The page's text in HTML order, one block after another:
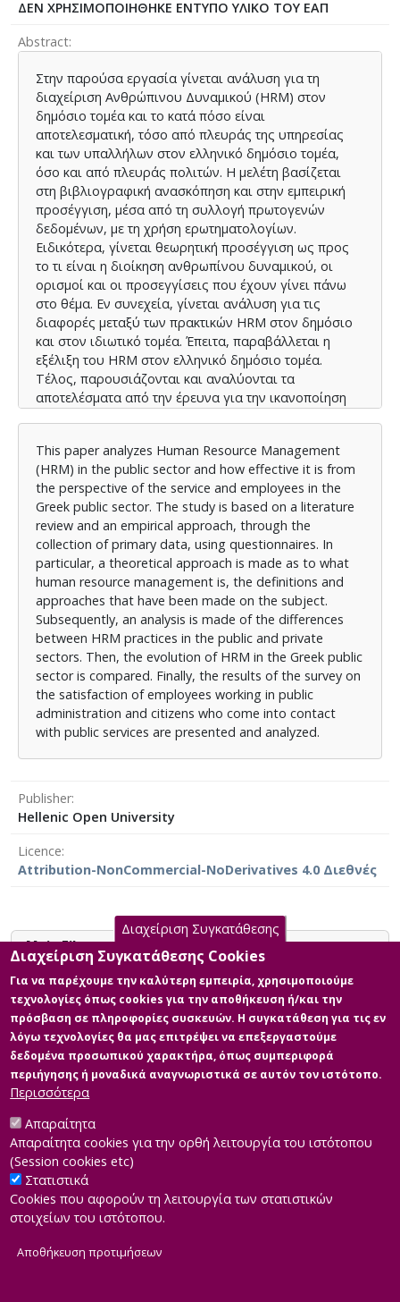
ΔΕΝ ΧΡΗΣΙΜΟΠΟΙΗΘΗΚΕ ΕΝΤΥΠΟ ΥΛΙΚΟ ΤΟΥ ΕΑΠ
Abstract
Στην παρούσα εργασία γίνεται ανάλυση για τη
διαχείριση Ανθρώπινου Δυναμικού (HRM) στον
δημόσιο τομέα και το κατά πόσο είναι
αποτελεσματική, τόσο από πλευράς της υπηρεσίας
και των υπαλλήλων στον ελληνικό δημόσιο τομέα,
όσο και από πλευράς πολιτών. Η μελέτη βασίζεται
στη βιβλιογραφική ανασκόπηση και στην εμπειρική
προσέγγιση, μέσα από τη συλλογή πρωτογενών
δεδομένων, με τη χρήση ερωτηματολογίων.
Ειδικότερα, γίνεται θεωρητική προσέγγιση ως προς
το τι είναι η διοίκηση ανθρωπίνου δυναμικού, οι
ορισμοί και οι προσεγγίσεις που έχουν γίνει πάνω
στο θέμα. Εν συνεχεία, γίνεται ανάλυση για τις
διαφορές μεταξύ των πρακτικών HRM στον δημόσιο
και στον ιδιωτικό τομέα. Έπειτα, παραβάλλεται η
εξέλιξη του HRM στον ελληνικό δημόσιο τομέα.
Τέλος, παρουσιάζονται και αναλύονται τα
αποτελέσματα από την έρευνα για την ικανοποίηση
τις δημόσιες υπηρεσίες.
This paper analyzes Human Resource Management
(HRM) in the public sector and how effective it is from
the perspective of the service and employees in the
Greek public sector. The study is based on a literature
review and an empirical approach, through the
collection of primary data, using questionnaires. In
particular, a theoretical approach is made as to what
human resource management is, the definitions and
approaches that have been made on the subject.
Subsequently, an analysis is made of the differences
between HRM practices in the public and private
sectors. Then, the evolution of HRM in the Greek public
sector is compared. Finally, the results of the survey on
the satisfaction of employees working in public
administration and citizens who come into contact
with public services are presented and analyzed.
Publisher
Hellenic Open University
Licence
Attribution-NonCommercial-NoDerivatives 4.0 Διεθνές
Main Files
Η αποτελεσματικότητα πρακτικών
Διαχείρισης Ανθρώπινων Πόρων
(HRM) στον δημόσιο τομέα :
Απόψεις των υπαλλήλων της
υπηρεσίας και των πολιτών.
Description:
Developed byINTEROPTICS
Διαχείριση Συγκατάθεσης
Διαχείριση Συγκατάθεσης Cookies
Για να παρέχουμε την καλύτερη εμπειρία, χρησιμοποιούμε
τεχνολογίες όπως cookies για την αποθήκευση ή/και την
πρόσβαση σε πληροφορίες συσκευών. Η συγκατάθεση για τις εν
λόγω τεχνολογίες θα μας επιτρέψει να επεξεργαστούμε
δεδομένα προσωπικού χαρακτήρα, όπως συμπεριφορά
περιήγησης ή μοναδικά αναγνωριστικά σε αυτόν τον ιστότοπο.
Περισσότερα
Απαραίτητα
Απαραίτητα cookies για την ορθή λειτουργία του ιστότοπου
(Session cookies etc)
Στατιστικά
Cookies που αφορούν τη λειτουργία των στατιστικών
στοιχείων του ιστότοπου.
Αποθήκευση προτιμήσεων